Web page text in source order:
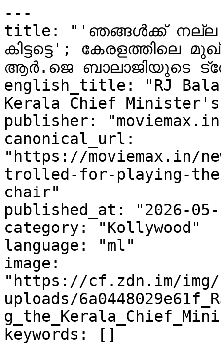
---
title: "'ഞങ്ങൾക്ക് നല്ല
കിട്ടട്ടെ'; കേരളത്തിലെ
ആർ.ജെ ബാലാജിയുടെ
english_title: "RJ
Kerala Chief
publisher:
canonical_url:
"https://moviemax.in/
trolled-for-playing-
chair"
published_at: "2026-05-
category: "Kollywood"
language: "ml"
image:
"https://cf.zdn.im/img/
uploads/
keywords: []